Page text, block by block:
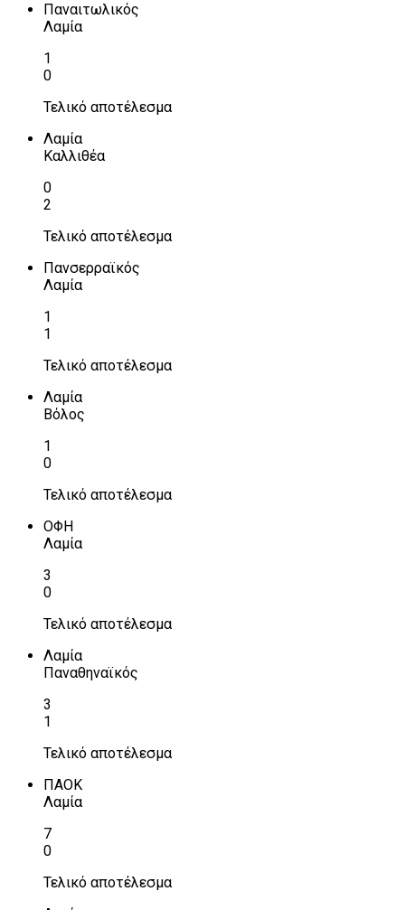
Παναιτωλικός
Λαμία
1
0
Τελικό αποτέλεσμα
Λαμία
Καλλιθέα
0
2
Τελικό αποτέλεσμα
Πανσερραϊκός
Λαμία
1
1
Τελικό αποτέλεσμα
Λαμία
Βόλος
1
0
Τελικό αποτέλεσμα
ΟΦΗ
Λαμία
3
0
Τελικό αποτέλεσμα
Λαμία
Παναθηναϊκός
3
1
Τελικό αποτέλεσμα
ΠΑΟΚ
Λαμία
7
0
Τελικό αποτέλεσμα